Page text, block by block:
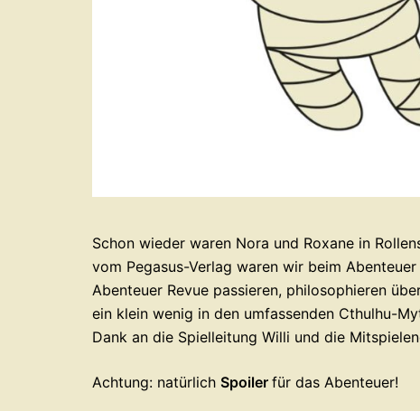
Schon wieder waren Nora und Roxane in
vom Pegasus-Verlag waren wir beim
Abenteuer Revue passieren, philosophieren
ein klein wenig in den umfassenden Cthulhu-
Dank an die Spielleitung Willi und die
Achtung: natürlich Spoiler für das Abenteuer!